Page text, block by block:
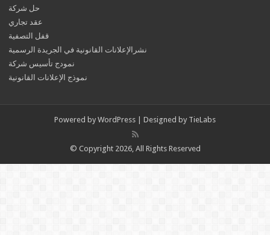
حل شركة
عقد تجاري
قفل التصفية
نشرالإعلانات القانونية في الجريدة الرسمية
نمودج تأسيس شركة
نموذج الإعلانات القانونية
Powered by WordPress | Designed by TieLabs
© Copyright 2026, All Rights Reserved